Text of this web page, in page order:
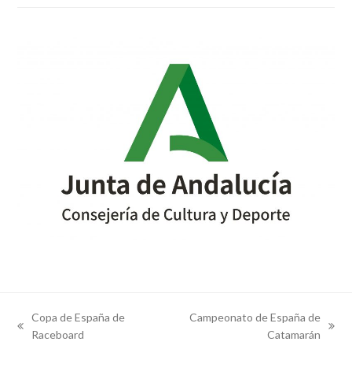
previous
Copa de España de
Raceboard
Campeonato de España de
Catamarán